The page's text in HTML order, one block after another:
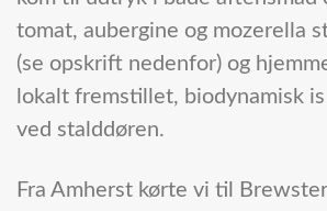
tomat, aubergine og mozerella
(se opskrift nedenfor) og
lokalt fremstillet, biodynamisk
ved stalddøren.
Fra Amherst kørte vi til